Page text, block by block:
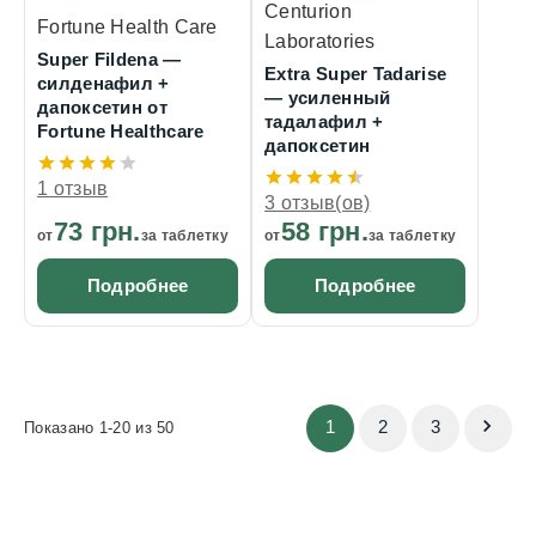
Fortune Health Care
Super Fildena —
силденафил +
дапоксетин от
Fortune Healthcare
1 отзыв
от73 грн.за таблетку
Подробнее
Centurion
Laboratories
Extra Super Tadarise
— усиленный
тадалафил +
дапоксетин
3 отзыв(ов)
от58 грн.за таблетку
Подробнее
Показано 1-20 из 50 1 2 3